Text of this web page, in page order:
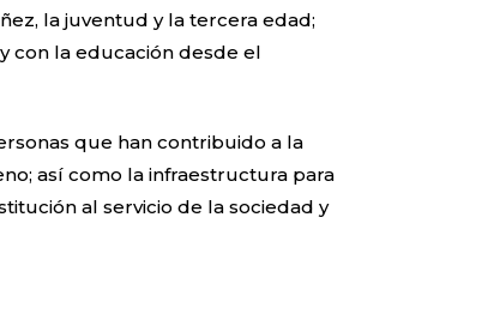
la juventud y la tercera edad;
con la educación desde el
que han contribuido a la
así como la infraestructura para
al servicio de la sociedad y